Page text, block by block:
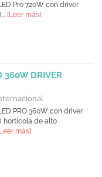
Pro 720W con driver
[Leer más]
360W DRIVER
PRO 360W con driver
hortícola de alto
más]